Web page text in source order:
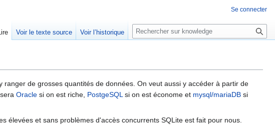
de grosses quantités de données. On veut aussi y accéder à partir de
Oracle si on est riche, PostgeSQLsi on est économe et mysql/mariaDB si
élevées et sans problèmes d'accès concurrents SQLite est fait pour nous.
Se connecter
Voir le texte source Voir l’historique
R
e
e
r
c
e